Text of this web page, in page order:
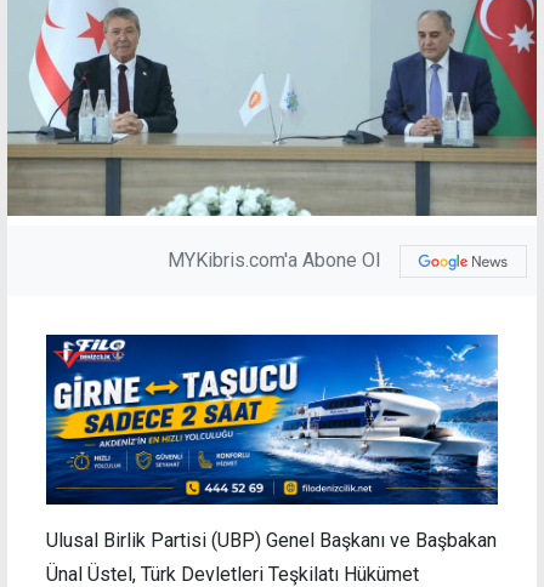
MYKibris.com'a Abone Ol
Ulusal Birlik Partisi (UBP) Genel Başkanı ve Başbakan
Ünal Üstel, Türk Devletleri Teşkilatı Hükümet